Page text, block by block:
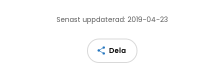
Senast uppdaterad: 2019-04-23
Dela